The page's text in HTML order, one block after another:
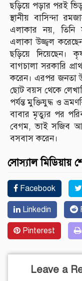
ছড়িয়ে পড়ার পরই
স্থানীয় বাসিন্দা
এলাকার নয়, তিনি
এলাকা উজ্জ্বল
ছড়িয়ে দিয়েছেন।
বাগচালা সরকারি
করেন। এরপর জনতা
ছোট বয়স থেকে
পর্যন্ত মুক্তিযুদ্ধ ও
বাবার মৃত্যুর পর
বেগম, ভাই সজিব
বসবাস করেন।
সোস্যাল মিডিয়ায়
Facebook
Linkedin
Pinterest
Leave a